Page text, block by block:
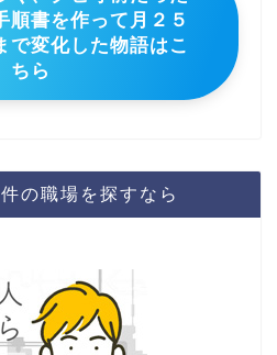
順書を作って月２５
で変化した物語はこ
ちら
の職場を探すなら